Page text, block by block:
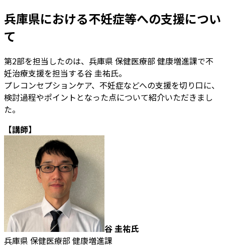
兵庫県における不妊症等への支援につい
て
第2部を担当したのは、兵庫県 保健医療部 健康増進課で不
妊治療支援を担当する谷 圭祐氏。
プレコンセプションケア、不妊症などへの支援を切り口に、
検討過程やポイントとなった点について紹介いただきまし
た。
【講師】
谷 圭祐氏
兵庫県 保健医療部 健康増進課